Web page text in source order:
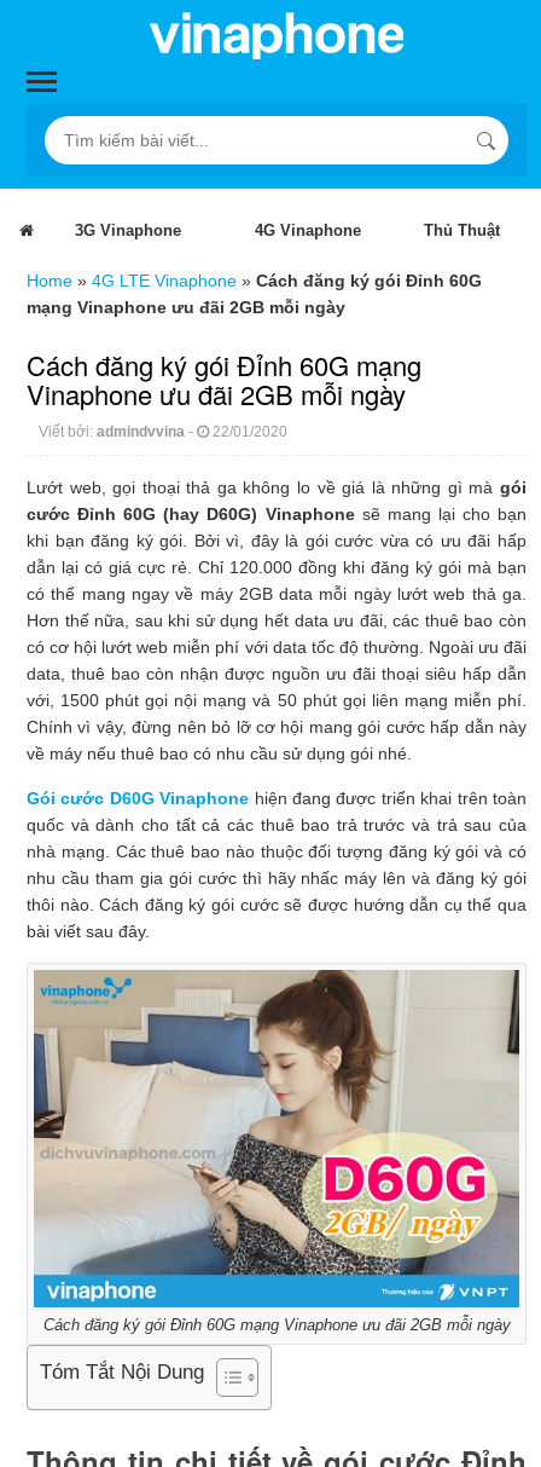
3G Vinaphone 4G Vinaphone Thủ Thuật
Home » 4G LTE Vinaphone » Cách đăng ký gói Đỉnh 60G
mạng Vinaphone ưu đãi 2GB mỗi ngày
Cách đăng ký gói Đỉnh 60G mạng
Vinaphone ưu đãi 2GB mỗi ngày
Viết bởi: admindvvina - 22/01/2020
Lướt web, gọi thoại thả ga không lo về giá là những gì mà gói
cước Đỉnh 60G (hay D60G) Vinaphonesẽ mang lại cho bạn
khi bạn đăng ký gói. Bởi vì, đây là gói cước vừa có ưu đãi hấp
dẫn lại có giá cực rẻ. Chỉ 120.000 đồng khi đăng ký gói mà bạn
có thể mang ngay về máy 2GB data mỗi ngày lướt web thả ga.
Hơn thế nữa, sau khi sử dụng hết data ưu đãi, các thuê bao còn
có cơ hội lướt web miễn phí với data tốc độ thường. Ngoài ưu đãi
data, thuê bao còn nhận được nguồn ưu đãi thoại siêu hấp dẫn
với, 1500 phút gọi nội mạng và 50 phút gọi liên mạng miễn phí.
Chính vì vậy, đừng nên bỏ lỡ cơ hội mang gói cước hấp dẫn này
về máy nếu thuê bao có nhu cầu sử dụng gói nhé.
Gói cước D60G Vinaphone hiện đang được triển khai trên toàn
quốc và dành cho tất cả các thuê bao trả trước và trả sau của
nhà mạng. Các thuê bao nào thuộc đối tượng đăng ký gói và có
nhu cầu tham gia gói cước thì hãy nhấc máy lên và đăng ký gói
thôi nào. Cách đăng ký gói cước sẽ được hướng dẫn cụ thể qua
bài viết sau đây.
Cách đăng ký gói Đỉnh 60G mạng Vinaphone ưu đãi 2GB mỗi ngày
Tóm Tắt Nội Dung